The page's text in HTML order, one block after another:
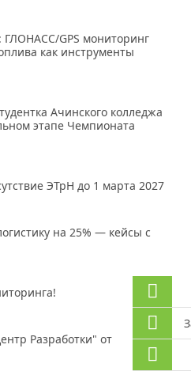
GPS мониторинг
как инструменты
Ачинского колледжа
этапе Чемпионата
ЭТрН до 1 марта 2027
на 25% — кейсы с
Разработки" от